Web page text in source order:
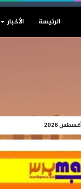
الرئيسة الأخبار